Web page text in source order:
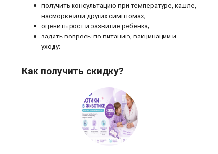
получить консультацию при температуре, кашле,
насморке или других симптомах;
оценить рост и развитие ребёнка;
задать вопросы по питанию, вакцинации и
уходу;
Как получить скидку?